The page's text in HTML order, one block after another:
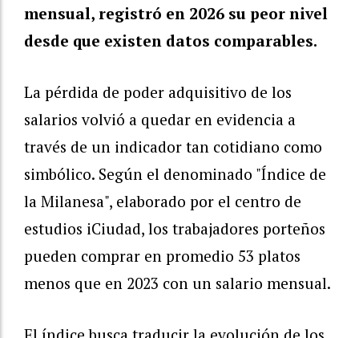
mensual, registró en 2026 su peor nivel
desde que existen datos comparables.
La pérdida de poder adquisitivo de los
salarios volvió a quedar en evidencia a
través de un indicador tan cotidiano como
simbólico. Según el denominado "Índice de
la Milanesa", elaborado por el centro de
estudios iCiudad, los trabajadores porteños
pueden comprar en promedio 53 platos
menos que en 2023 con un salario mensual.